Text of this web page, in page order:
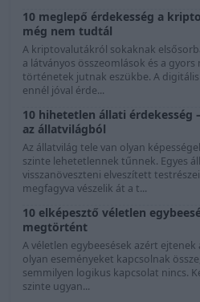
10 meglepő érdekesség a
még nem tudtál
A kriptovalutákról sokaknak
a látványos összeomlások és a
történetek jutnak eszükbe. A
ennél jóval érde...
10 hihetetlen állati érdekesség
az állatvilágból
Az állatvilág tele van olyan
szinte lehetetlennek tűnnek. Egyes
visszanöveszteni elveszített
megfagyva vészelik át a t...
10 elképesztő véletlen
megtörtént
A véletlen egybeesések azért
olyan eseményeket kapcsolnak
semmilyen logikus kapcsolat nincs.
szinte ugyan...